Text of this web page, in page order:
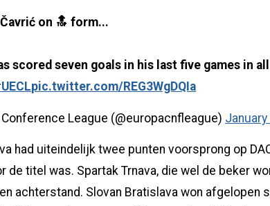
on 🔝 form...
scored seven goals in his last five games in
pic.twitter.com/REG3WgDQIa
Conference League (@europacnfleague)
had uiteindelijk twee punten voorsprong op
de titel was. Spartak Trnava, die wel de beker
achterstand. Slovan Bratislava won afgelopen